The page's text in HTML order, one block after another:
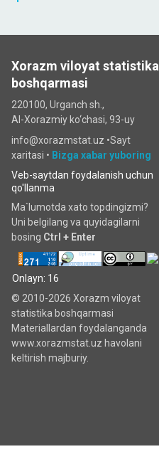
Xorazm viloyat statistika
boshqarmasi
220100, Urganch sh.,
Al-Xorazmiy ko‘chаsi, 93-uy
info@xorazmstat.uz •Sayt
xaritasi • Bizga xabar yuboring
Veb-saytdan foydalanish uchun
qo'llanma
Ma`lumotda xato topdingizmi?
Uni belgilang va quyidagilarni
bosing Ctrl + Enter
Onlayn: 16
© 2010-2026 Xorazm viloyat
statistika boshqarmasi
Materiallardan foydalanganda
www.xorazmstat.uz havolani
keltirish majburiy.